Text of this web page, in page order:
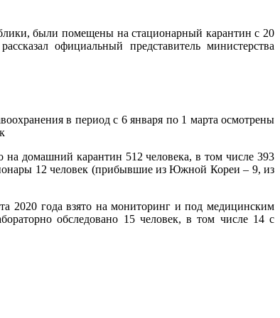
были помещены на стационарный карантин с 20
официальный представитель министерства
в период с 6 января по 1 марта осмотрены
на домашний карантин 512 человека, в том числе 393
12 человек (прибывшие из Южной Кореи – 9, из
2020 года взято на мониторинг и под медицинским
обследовано 15 человек, в том числе 14 с